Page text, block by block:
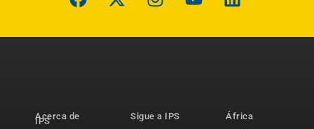
Acerca de
IPS
Sigue a IPS
África